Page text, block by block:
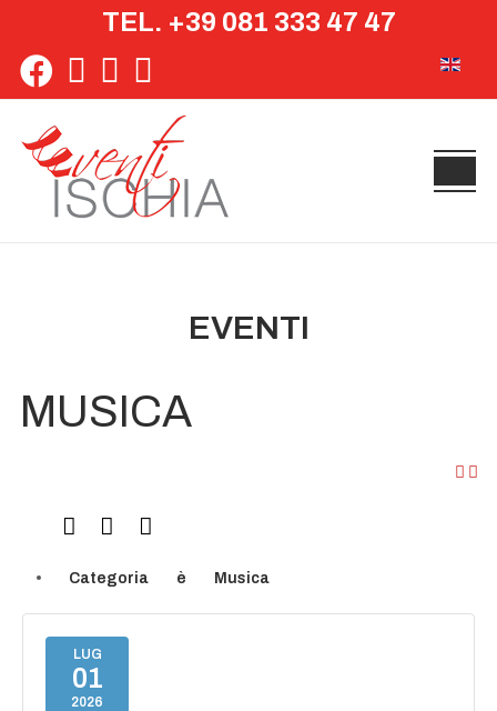
TEL. +39 081 333 47 47
EVENTI
MUSICA
Categoria è Musica
LUG
01
2026